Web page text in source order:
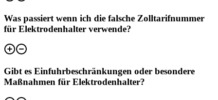
Was passiert wenn ich die falsche Zolltarifnummer
für Elektrodenhalter verwende?
Gibt es Einfuhrbeschränkungen oder besondere
Maßnahmen für Elektrodenhalter?